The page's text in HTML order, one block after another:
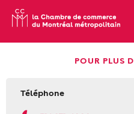
POUR PLUS
Téléphone